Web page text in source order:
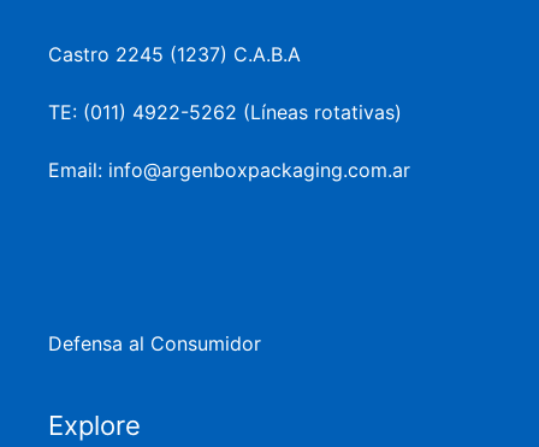
Castro 2245 (1237) C.A.B.A
TE: (011) 4922-5262 (Líneas rotativas)
Email: info@argenboxpackaging.com.ar
Defensa al Consumidor
Explore